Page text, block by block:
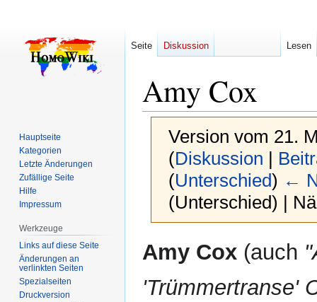
Amy Cox
Version vom 21.
(Diskussion |
(Unterschied) ←
(Unterschied) |
Navigation
Suche
Amy Cox (auch
'Trümmertranse'
Seite Diskussion Lesen
Hauptseite
Kategorien
Letzte Änderungen
Zufällige Seite
Hilfe
Impressum
Werkzeuge
Links auf diese Seite
Änderungen an
verlinkten Seiten
Spezialseiten
Druckversion